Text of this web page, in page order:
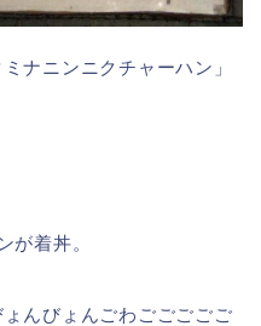
ナニンニクチャーハン」
が着丼。
んびょんごわごごごごご